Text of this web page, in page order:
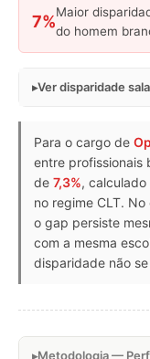
7%
Maior
do homem
Ver disparidade
Para o cargo de
entre profissionais
de 7,3%, calculado
no regime CLT.
o gap persiste
com a mesma
disparidade não
Metodologia —